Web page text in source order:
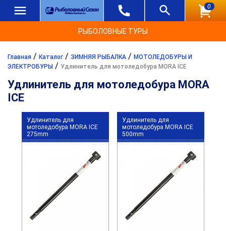
0
РЫБОЛОВНЫЕ ТУРЫ
Главная / Каталог / ЗИМНЯЯ РЫБАЛКА / МОТОЛЕДОБУРЫ И
ЭЛЕКТРОБУРЫ / Удлинитель для мотоледобура MORA ICE
Удлинитель для мотоледобура MORA
ICE
Удлинитель для
мотоледобура MORA ICE
275mm
Удлинитель для
мотоледобура MORA ICE
500mm